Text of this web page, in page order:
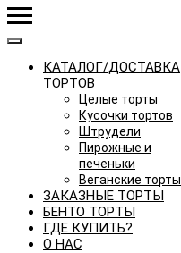
КАТАЛОГ/ДОСТАВКА
ТОРТОВ
Целые торты
Кусочки тортов
Штрудели
Пирожные и
печеньки
Веганские торты
ЗАКАЗНЫЕ ТОРТЫ
БЕНТО ТОРТЫ
ГДЕ КУПИТЬ?
О НАС